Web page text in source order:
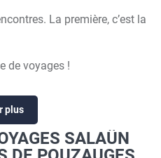
La première, c’est la
de voyages !
plus
SALAÜN